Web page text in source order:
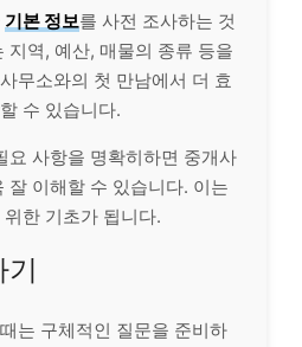
기본 정보를 사전 조사하는 것
지역, 예산, 매물의 종류 등을
무소와의 첫 만남에서 더 효
수 있습니다.
요 사항을 명확히하면 중개사
잘 이해할 수 있습니다. 이는
한 기초가 됩니다.
기
는 구체적인 질문을 준비하